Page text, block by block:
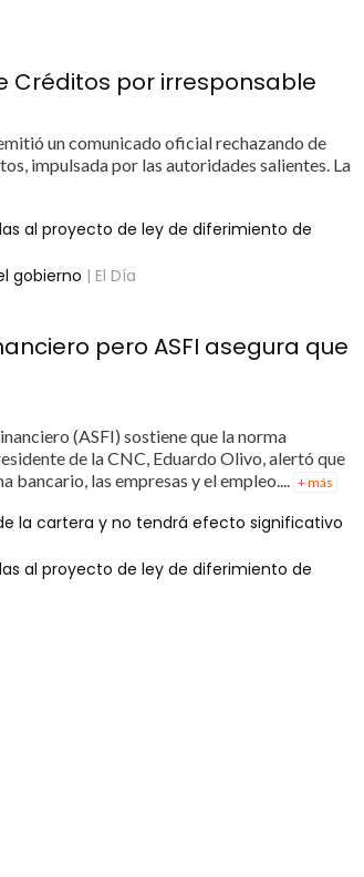
Créditos por irresponsable
un comunicado oficial rechazando de
impulsada por las autoridades salientes. La
al proyecto de ley de diferimiento de
gobierno | El Día
pero ASFI asegura que
(ASFI) sostiene que la norma
de la CNC, Eduardo Olivo, alertó que
las empresas y el empleo....
+ más
la cartera y no tendrá efecto significativo
al proyecto de ley de diferimiento de